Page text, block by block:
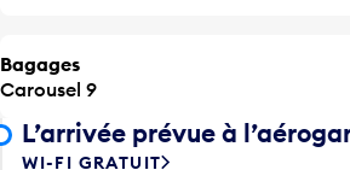
Bagages
Carousel 9
L’arrivée prévue à
WI-FI GRATUIT